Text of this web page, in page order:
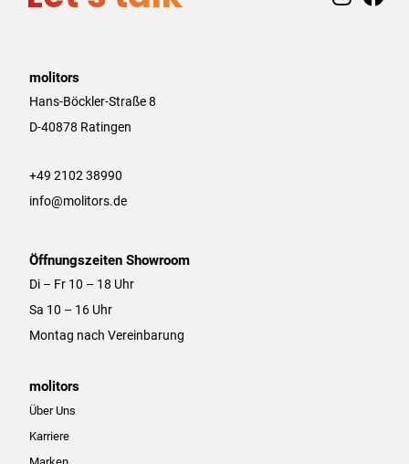
molitors
Hans-Böckler-Straße 8
D-40878 Ratingen
+49 2102 38990
info@molitors.de
Öffnungszeiten Showroom
Di – Fr 10 – 18 Uhr
Sa 10 – 16 Uhr
Montag nach Vereinbarung
molitors
Über Uns
Karriere